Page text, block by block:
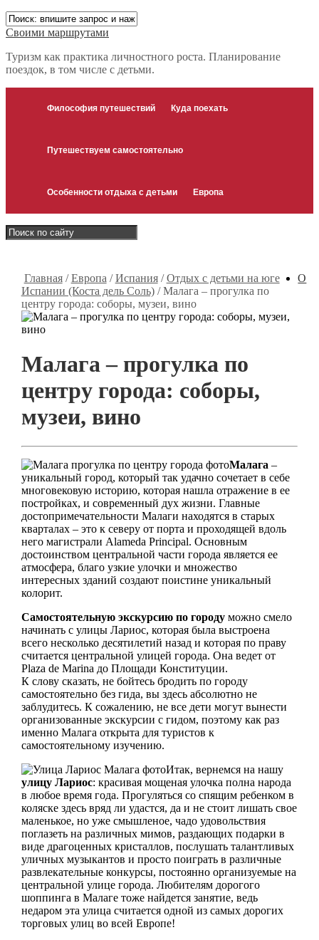
Своими маршрутами
Туризм как практика личностного роста. Планирование
поездок, в том числе с детьми.
Философия путешествий Куда поехать
Путешествуем самостоятельно
Особенности отдыха с детьми Европа
Главная/Европа /Испания/Отдых с детьми на юге
Испании (Коста дель Соль)/Малага – прогулка по
центру города: соборы, музеи, вино
Малага – прогулка по
центру города: соборы,
музеи, вино
Малага –
уникальный город, который так удачно сочетает в себе
многовековую историю, которая нашла отражение в ее
постройках, и современный дух жизни. Главные
достопримечательности Малаги находятся в старых
кварталах – это к северу от порта и проходящей вдоль
него магистрали Alameda Principal. Основным
достоинством центральной части города является ее
атмосфера, благо узкие улочки и множество
интересных зданий создают поистине уникальный
колорит.
Самостоятельную экскурсию по городуможно смело
начинать с улицы Лариос, которая была выстроена
всего несколько десятилетий назад и которая по праву
считается центральной улицей города. Она ведет от
Plaza de Marina до Площади Конституции.
К слову сказать, не бойтесь бродить по городу
самостоятельно без гида, вы здесь абсолютно не
заблудитесь. К сожалению, не все дети могут вынести
организованные экскурсии с гидом, поэтому как раз
именно Малага открыта для туристов к
самостоятельному изучению.
Итак, вернемся на нашу
улицу Лариос: красивая мощеная улочка полна народа
в любое время года. Прогуляться со спящим ребенком в
коляске здесь вряд ли удастся, да и не стоит лишать свое
маленькое, но уже смышленое, чадо удовольствия
поглазеть на различных мимов, раздающих подарки в
виде драгоценных кристаллов, послушать талантливых
уличных музыкантов и просто поиграть в различные
развлекательные конкурсы, постоянно организуемые на
центральной улице города. Любителям дорогого
шоппинга в Малаге тоже найдется занятие, ведь
недаром эта улица считается одной из самых дорогих
торговых улиц во всей Европе!
О